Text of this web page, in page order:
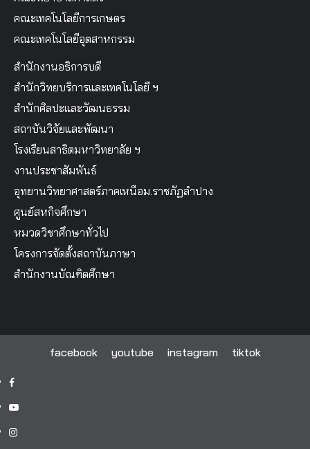
คณะเทคโนโลยีการเกษตร
คณะเทคโนโลยีอุตสาหกรรม
สำนักงานอธิการบดี
สำนักวิทยบริการและเทคโนโลยี ฯ
สำนักศิลปะและวัฒนธรรม
สถาบันวิจัยและพัฒนา
โรงเรียนสาธิตมหาวิทยาลัย ฯ
งานประชาสัมพันธ์
อุทยานวิทยาศาสตร์ภาคเหนือม.ราชภัฏลำปาง
ศูนย์สหกิจศึกษา
หมวดวิชาศึกษาทั่วไป
โครงการจัดตั้งสถาบันภาษา
สำนักงานบัณฑิตศึกษา
facebook youtube instagram tiktok
facebook
youtube
instagram